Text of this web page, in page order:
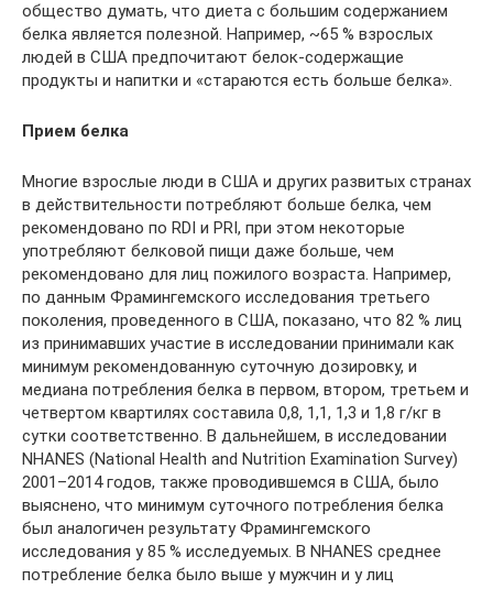
общество думать, что диета с большим содержанием
белка является полезной. Например, ~65 % взрослых
людей в США предпочитают белок-содержащие
продукты и напитки и «стараются есть больше белка».
Прием белка
Многие взрослые люди в США и других развитых странах
в действительности потребляют больше белка, чем
рекомендовано по RDI и PRI, при этом некоторые
употребляют белковой пищи даже больше, чем
рекомендовано для лиц пожилого возраста. Например,
по данным Фрамингемского исследования третьего
поколения, проведенного в США, показано, что 82 % лиц
из принимавших участие в исследовании принимали как
минимум рекомендованную суточную дозировку, и
медиана потребления белка в первом, втором, третьем и
четвертом квартилях составила 0,8, 1,1, 1,3 и 1,8 г/кг в
сутки соответственно. В дальнейшем, в исследовании
NHANES (National Health and Nutrition Examination Survey)
2001–2014 годов, также проводившемся в США, было
выяснено, что минимум суточного потребления белка
был аналогичен результату Фрамингемского
исследования у 85 % исследуемых. В NHANES среднее
потребление белка было выше у мужчин и у лиц